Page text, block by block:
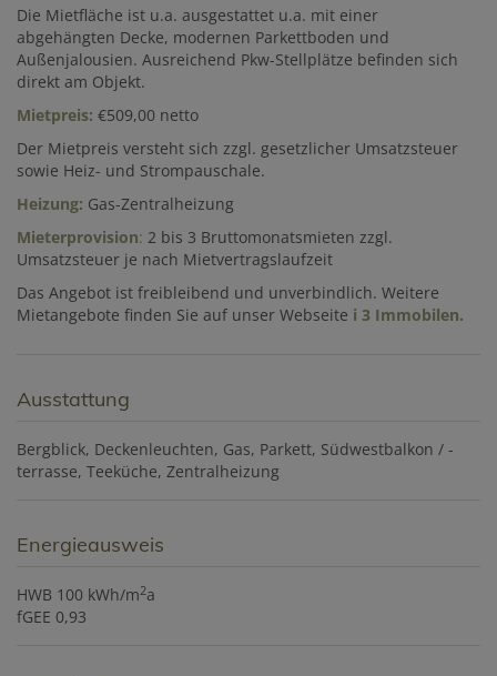
Die Mietfläche ist u.a. ausgestattet u.a. mit einer
abgehängten Decke, modernen Parkettboden und
Außenjalousien. Ausreichend Pkw-Stellplätze befinden sich
direkt am Objekt.
Mietpreis: €509,00 netto
Der Mietpreis versteht sich zzgl. gesetzlicher Umsatzsteuer
sowie Heiz- und Strompauschale.
Heizung: Gas-Zentralheizung
Mieterprovision: 2 bis 3 Bruttomonatsmieten zzgl.
Umsatzsteuer je nach Mietvertragslaufzeit
Das Angebot ist freibleibend und unverbindlich. Weitere
Mietangebote finden Sie auf unser Webseite i 3 Immobilen.
Ausstattung
Bergblick Deckenleuchten Gas Parkett Südwestbalkon / -
terrasse Teeküche Zentralheizung
Energieausweis
HWB 100 kWh/m2a
fGEE 0,93